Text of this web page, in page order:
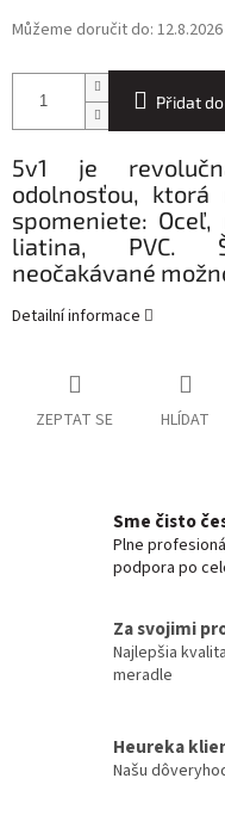
Můžeme doručit do: 12.8.2026
Přidat
5v1 je
odolnosťou,
spomeniete:
liatina, PVC.
neočakávané
Detailní informace
ZEPTAT SE HLÍDAT
Sme čisto
Plne
podpora po
Za svojimi
Najlepšia
meradle
Heureka
Našu